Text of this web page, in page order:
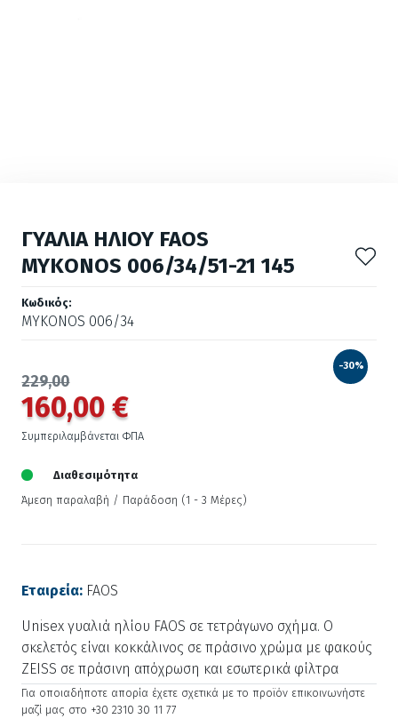
ΓΥΑΛΙΑ ΗΛΙΟΥ FAOS
MYKONOS 006/34/51-21 145
Κωδικός:
MYKONOS 006/34
229,00
160,00 €
-30%
Συμπεριλαμβάνεται ΦΠΑ
Διαθεσιμότητα
Άμεση παραλαβή / Παράδoση (1 - 3 Μέρες)
Εταιρεία: FAOS
Unisex γυαλιά ηλίου FAOS σε τετράγωνο σχήμα. Ο
σκελετός είναι κοκκάλινος σε πράσινο χρώμα με φακούς
ZEISS σε πράσινη απόχρωση και εσωτερικά φίλτρα
Για οποιαδήποτε απορία έχετε σχετικά με το προϊόν επικοινωνήστε
μαζί μας στο +30 2310 30 11 77